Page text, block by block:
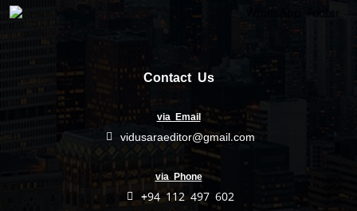
Contact Us
via Email
vidusaraeditor@gmail.com
via Phone
+94 112 497 602